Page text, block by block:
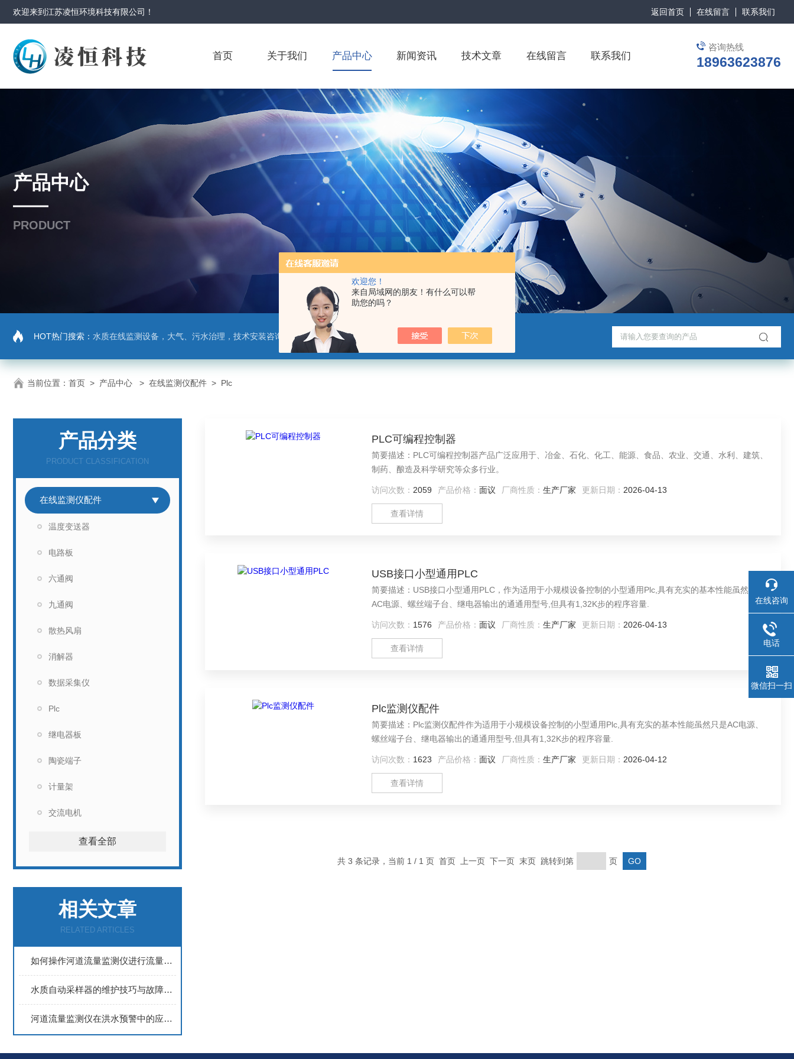
欢迎您！
来自局域网的朋友！有什么可以帮
助您的吗？
欢迎来到江苏凌恒环境科技有限公司 ！ 返回首页 在线留言 联系我们
咨询热线
18963623876
首页 关于我们 产品中心 新闻资讯 技术文章 在线留言 联系我们
产品中心
PRODUCT
HOT热门搜索： 水质在线监测设备，大气、污水治理，技术安装咨询服务，环境相关仪器仪表
当前位置： 首页 > 产品中心 > 在线监测仪配件 > Plc
产品分类
PRODUCT CLASSIFICATION
在线监测仪配件
温度变送器
电路板
六通阀
九通阀
散热风扇
消解器
数据采集仪
Plc
继电器板
陶瓷端子
计量架
交流电机
查看全部
相关文章
RELATED ARTICLES
如何操作河道流量监测仪进行流量测量？
水质自动采样器的维护技巧与故障诊断
河道流量监测仪在洪水预警中的应用实践
PLC可编程控制器
简要描述：PLC可编程控制器产品广泛应用于、冶金、石化、化工、能源、食品、农业、交通、水利、建筑、
制药、酿造及科学研究等众多行业。
访问次数： 2059 产品价格： 面议 厂商性质： 生产厂家 更新日期： 2026-04-13
查看详情
USB接口小型通用PLC
简要描述：USB接口小型通用PLC，作为适用于小规模设备控制的小型通用Plc,具有充实的基本性能虽然只是
AC电源、螺丝端子台、继电器输出的通通用型号,但具有1,32K步的程序容量.
访问次数： 1576 产品价格： 面议 厂商性质： 生产厂家 更新日期： 2026-04-13
查看详情
Plc监测仪配件
简要描述：Plc监测仪配件作为适用于小规模设备控制的小型通用Plc,具有充实的基本性能虽然只是AC电源、
螺丝端子台、继电器输出的通通用型号,但具有1,32K步的程序容量.
访问次数： 1623 产品价格： 面议 厂商性质： 生产厂家 更新日期： 2026-04-12
查看详情
共 3 条记录，当前 1 / 1 页 首页 上一页 下一页 末页 跳转到第 页
在线咨询
电话
微信扫一扫